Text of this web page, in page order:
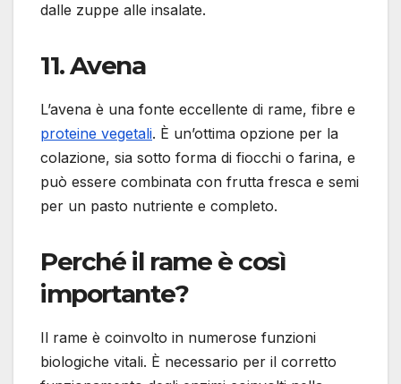
dalle zuppe alle insalate.
11.Avena
L’avena è una fonte eccellente di rame, fibre e
proteine vegetali. È un’ottima opzione per la
colazione, sia sotto forma di fiocchi o farina, e
può essere combinata con frutta fresca e semi
per un pasto nutriente e completo.
Perché il rame è così
importante?
Il rame è coinvolto in numerose funzioni
biologiche vitali. È necessario per il corretto